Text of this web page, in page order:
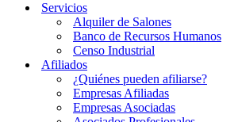
Servicios
Alquiler de Salones
Banco de Recursos Humanos
Censo Industrial
Afiliados
¿Quiénes pueden afiliarse?
Empresas Afiliadas
Empresas Asociadas